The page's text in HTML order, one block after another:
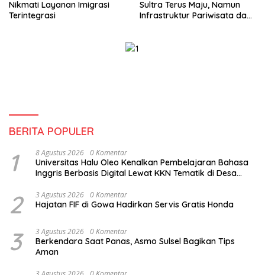
Nikmati Layanan Imigrasi
Terintegrasi
Sultra Terus Maju, Namun
Infrastruktur Pariwisata dan
BERITA POPULER
1 8 Agustus 2026 0 Komentar
Universitas Halu Oleo Kenalkan Pembelajaran Bahasa
Inggris Berbasis Digital Lewat KKN Tematik di Desa
2 3 Agustus 2026 0 Komentar
Hajatan FIF di Gowa Hadirkan Servis Gratis Honda
3 3 Agustus 2026 0 Komentar
Berkendara Saat Panas, Asmo Sulsel Bagikan Tips
Aman